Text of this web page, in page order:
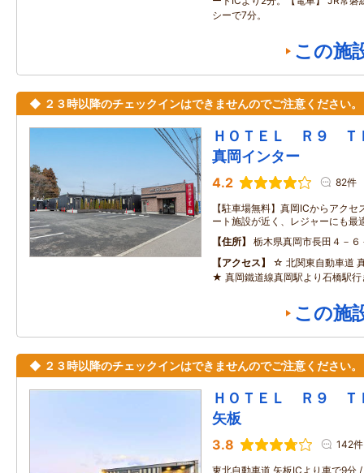
シーで7分。
この施
◆ ２３時以降のチェックインはできませんのでご注意ください。
ＨＯＴＥＬ Ｒ９
真岡インター
4.2 82件
【駐車場無料】真岡ICからアク
ート施設が近く、レジャーにも最
住所
栃木県真岡市長田４－
アクセス
☆ 北関東自動車道
★ 真岡鐵道線真岡駅より石橋駅
この施
◆ ２３時以降のチェックインはできませんのでご注意ください。
ＨＯＴＥＬ Ｒ９
矢板
3.8 142件
東北自動車道 矢板ICより車で9分